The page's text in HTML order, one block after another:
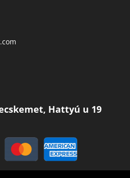
Hattyú u 19